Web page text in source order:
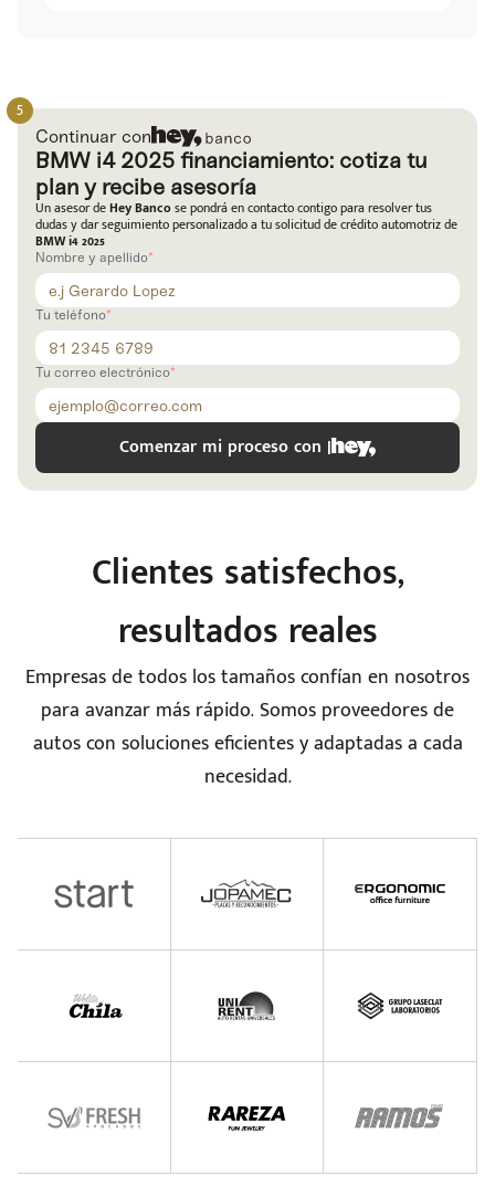
Continuar con
BMW i4 2025 financiamiento: cotiza tu
plan y recibe asesoría
Un asesor deHey Bancose pondrá en contacto contigo para resolver tus
dudas y dar seguimiento personalizado a tu solicitud de crédito automotriz de
BMW i4 2025
Nombre y apellido
Tu teléfono
Tu correo electrónico
Comenzar mi proceso con |
Clientes satisfechos,
resultados reales
Empresas de todos los tamaños confían en nosotros
para avanzar más rápido. Somos proveedores de
autos con soluciones eficientes y adaptadas a cada
necesidad.